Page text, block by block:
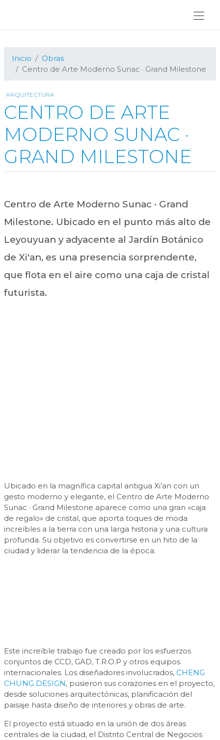
Inicio
Obras
Centro de Arte Moderno Sunac · Grand Milestone
ARQUITECTURA
CENTRO DE ARTE
MODERNO SUNAC ·
GRAND MILESTONE
Centro de Arte Moderno Sunac · Grand
Milestone. Ubicado en el punto más alto de
Leyouyuan y adyacente al Jardín Botánico
de Xi'an, es una presencia sorprendente,
que flota en el aire como una caja de cristal
futurista.
Ubicado en la magnífica capital antigua Xi’an con un
gesto moderno y elegante, el Centro de Arte Moderno
Sunac · Grand Milestone aparece como una gran «caja
de regalo» de cristal, que aporta toques de moda
increíbles a la tierra con una larga historia y una cultura
profunda. Su objetivo es convertirse en un hito de la
ciudad y liderar la tendencia de la época.
Este increíble trabajo fue creado por los esfuerzos
conjuntos de CCD, GAD, T.R.O.P y otros equipos
internacionales. Los diseñadores involucrados, CHENG
CHUNG DESIGN, pusieron sus corazones en el proyecto,
desde soluciones arquitectónicas, planificación del
paisaje hasta diseño de interiores y obras de arte.
El proyecto está situado en la unión de dos áreas
centrales de la ciudad, el Distrito Central de Negocios